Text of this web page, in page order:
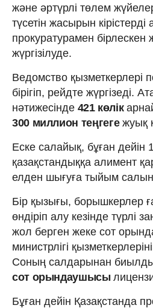
және әртүрлі төлем
түсетін жасырын
прокуратурамен бірлескен
жүргізілуде.
Ведомство қызметкерлері
бірігіп, рейдте жүргізеді.
нәтижесінде 421 көлік
300 миллион теңгегежуық
Еске салайық, бұған дейін
қазақстандыққа алимент
елден шығуға тыйым
Бір қызығы, борышкерлер
өндіріп алу кезінде түрлі
жол берген жеке сот
министрлігі
Соның салдарынан
сот орындаушысы
Бұған дейін Қазақстанда